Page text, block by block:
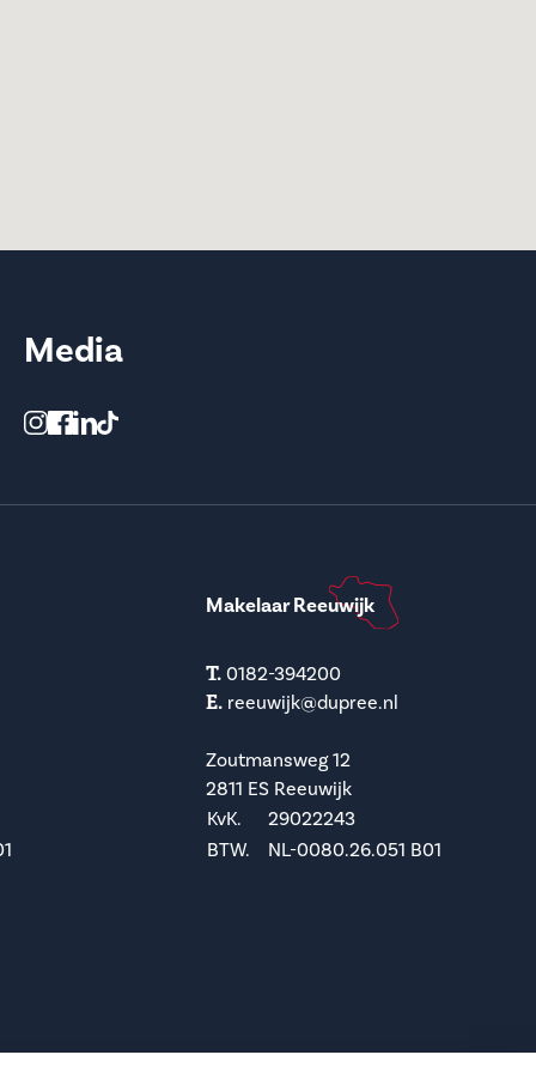
Media
Makelaar Reeuwijk
T. 0182-394200
E. reeuwijk@dupree.nl
Zoutmansweg 12
2811 ES Reeuwijk
KvK.
29022243
BTW.
NL-0080.26.051 B01